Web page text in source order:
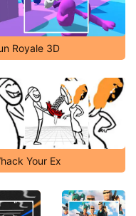
Royale 3D
Your Ex